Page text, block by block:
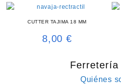
CUTTER TAJIMA 18 MM
8,00 €
Ferretería
Quiénes